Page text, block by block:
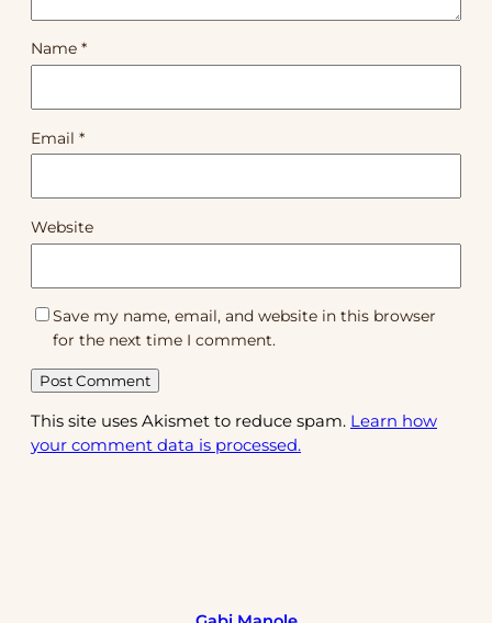
Name *
Email *
Website
Save my name, email, and website in this browser
for the next time I comment.
This site uses Akismet to reduce spam. Learn how
your comment data is processed.